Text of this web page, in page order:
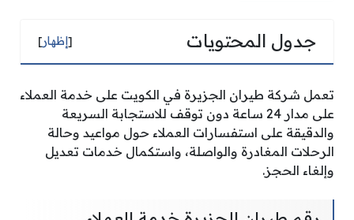
جدول المحتويات [إظهار]
تعمل شركة طيران الجزيرة في الكويت على خدمة العملاء
على مدار 24 ساعة دون توقف للاستجابة السريعة
والدقيقة على استفسارات العملاء حول مواعيد وحالة
الرحلات المغادرة والواصلة، واستكمال خدمات تعديل
وإلغاء الحجز.